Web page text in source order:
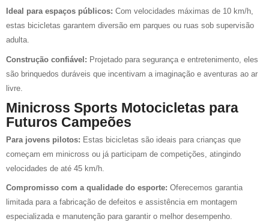
Ideal para espaços públicos: Com velocidades máximas de 10 km/h,
estas bicicletas garantem diversão em parques ou ruas sob supervisão
adulta.
Construção confiável: Projetado para segurança e entretenimento, eles
são brinquedos duráveis que incentivam a imaginação e aventuras ao ar
livre.
Minicross Sports Motocicletas para
Futuros Campeões
Para jovens pilotos: Estas bicicletas são ideais para crianças que
começam em minicross ou já participam de competições, atingindo
velocidades de até 45 km/h.
Compromisso com a qualidade do esporte: Oferecemos garantia
limitada para a fabricação de defeitos e assistência em montagem
especializada e manutenção para garantir o melhor desempenho.